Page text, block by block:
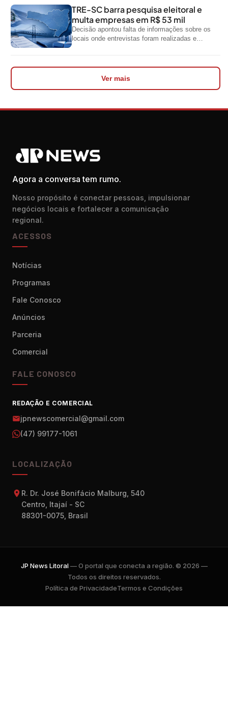
TRE-SC barra pesquisa eleitoral e
multa empresas em R$ 53 mil
Decisão apontou falta de informações sobre os
locais onde entrevistas foram realizadas e
Ver mais
Agora a conversa tem rumo.
Nosso propósito é conectar pessoas, impulsionar
negócios locais e fortalecer a comunicação
regional.
ACESSOS
Notícias
Programas
Fale Conosco
Anúncios
Parceria
Comercial
FALE CONOSCO
REDAÇÃO E COMERCIAL
jpnewscomercial@gmail.com
(47) 99177-1061
LOCALIZAÇÃO
R. Dr. José Bonifácio Malburg, 540
Centro, Itajaí - SC
88301-0075, Brasil
JP News Litoral— O portal que conecta a região. © 2026 —
Todos os direitos reservados.
Política de PrivacidadeTermos e Condições